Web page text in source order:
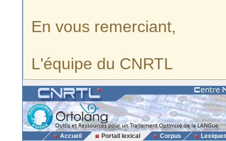
En vous remerciant,
L'équipe du CNRTL
Accueil Portail lexical Corpus